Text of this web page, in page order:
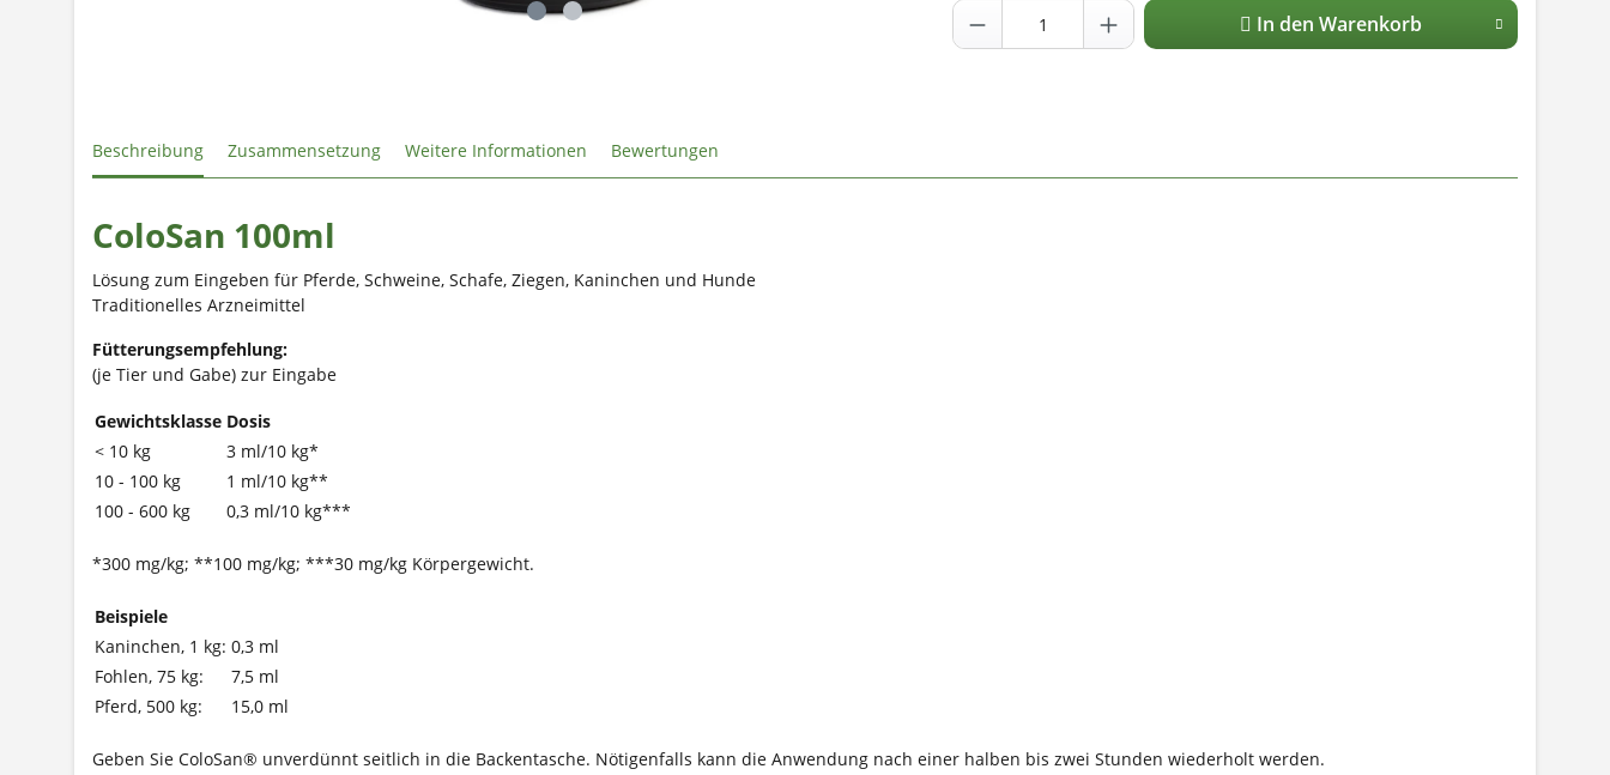
In den Warenkorb
Beschreibung Zusammensetzung Weitere Informationen Bewertungen
ColoSan 100ml
Lösung zum Eingeben für Pferde, Schweine, Schafe, Ziegen, Kaninchen und Hunde
Traditionelles Arzneimittel
Fütterungsempfehlung:
(je Tier und Gabe) zur Eingabe
Gewichtsklasse Dosis
< 10 kg
3 ml/10 kg*
10 - 100 kg
1 ml/10 kg**
100 - 600 kg
0,3 ml/10 kg***
*300 mg/kg; **100 mg/kg; ***30 mg/kg Körpergewicht.
Beispiele
Kaninchen, 1 kg: 0,3 ml
Fohlen, 75 kg:
7,5 ml
Pferd, 500 kg:
15,0 ml
Geben Sie ColoSan® unverdünnt seitlich in die Backentasche. Nötigenfalls kann die Anwendung nach einer halben bis zwei Stunden wiederholt werden.